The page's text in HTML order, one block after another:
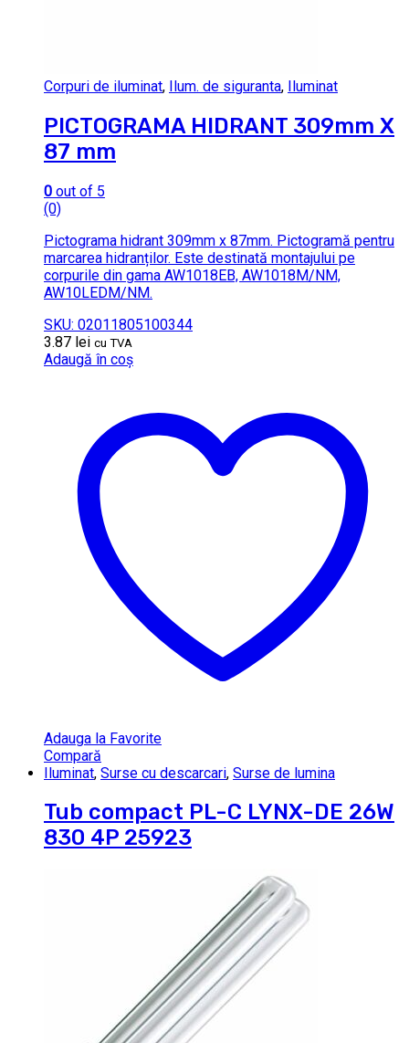
Corpuri de iluminat, Ilum. de siguranta, Iluminat
PICTOGRAMA HIDRANT 309mm X
87 mm
0 out of 5
(0)
Pictograma hidrant 309mm x 87mm. Pictogramă pentru
marcarea hidranților. Este destinată montajului pe
corpurile din gama AW1018EB, AW1018M/NM,
AW10LEDM/NM.
SKU: 02011805100344
3.87 lei cu TVA
Adaugă în coș
Adauga la Favorite
Compară
Iluminat, Surse cu descarcari, Surse de lumina
Tub compact PL-C LYNX-DE 26W
830 4P 25923